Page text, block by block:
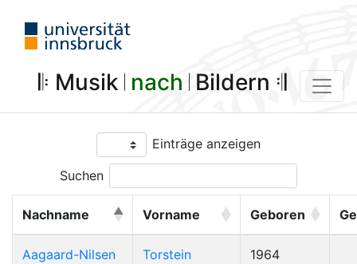
𝄆 Musik 𝄀 nach 𝄀 Bildern 𝄇
Einträge anzeigen
Suchen
Nachname Vorname Geboren
Aagaard-Nilsen Torstein 1964